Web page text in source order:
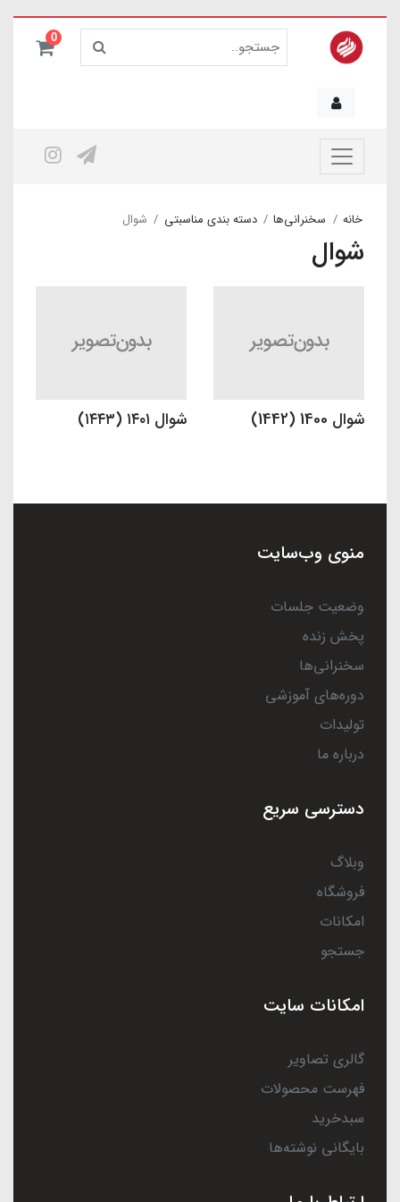
0
خانه سخنرانی‌ها دسته بندی مناسبتی شوال
شوال
شوال 1400 (1442) شوال ۱۴۰۱ (۱۴۴۳)
منوی وب‌سایت
وضعیت جلسات
پخش زنده
سخنرانی‌ها
دوره‌های آموزشی
تولیدات
درباره ما
دسترسی سریع
وبلاگ
فروشگاه
امکانات
جستجو
امکانات سایت
گالری تصاویر
فهرست محصولات
سبدخرید
بایگانی نوشته‌ها